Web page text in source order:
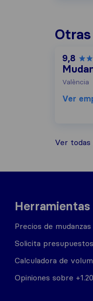
9,8
València
Ver
Ver todas
Precios de mudanzas
Solicita
Calculadora de
Opiniones sobre